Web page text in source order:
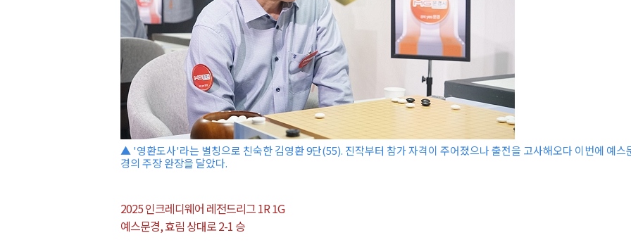
▲ '영환도사'라는 별칭으로 친숙한 김영환 9단(55). 진작부터 참가 자격이 주어졌으나 출전을 고사해오다 이번에 예스
경의 주장 완장을 달았다.
2025 인크레디웨어 레전드리그 1R 1G
예스문경, 효림 상대로 2-1 승